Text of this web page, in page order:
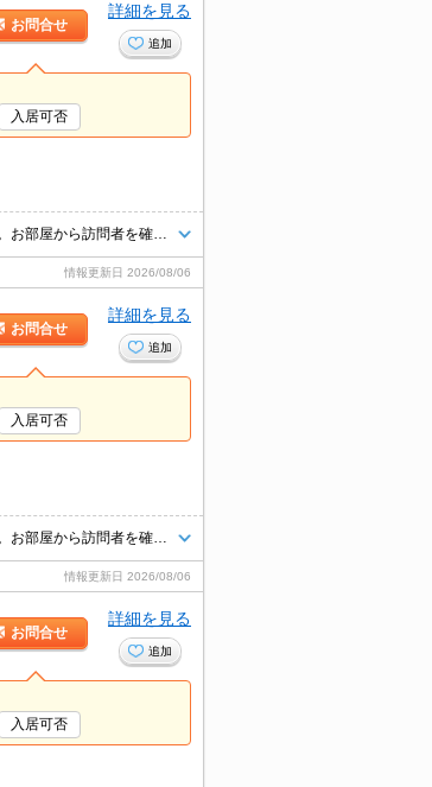
お問合せ
詳細を見る
追加
入居可否
情報更新日 2026/08/06
お問合せ
詳細を見る
追加
入居可否
情報更新日 2026/08/06
お問合せ
詳細を見る
追加
入居可否